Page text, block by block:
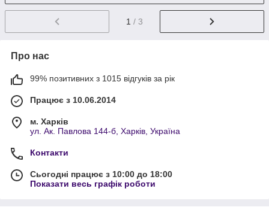
1 / 3
Про нас
99% позитивних з 1015 відгуків за рік
Працює з 10.06.2014
м. Харків
ул. Ак. Павлова 144-б, Харків, Україна
Контакти
Сьогодні працює з 10:00 до 18:00
Показати весь графік роботи